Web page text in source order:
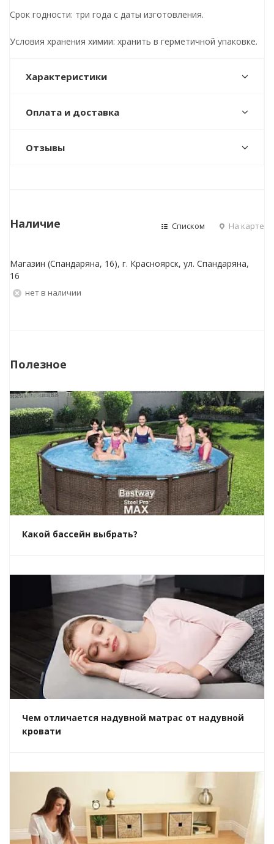
Срок годности: три года с даты изготовления.
Условия хранения химии: хранить в герметичной упаковке.
Характеристики
Оплата и доставка
Отзывы
Наличие Списком На карте
Магазин (Спандаряна, 16), г. Красноярск, ул. Спандаряна,
16
Нет в наличии
Полезное
Какой бассейн выбрать?
Чем отличается надувной матрас от надувной
кровати